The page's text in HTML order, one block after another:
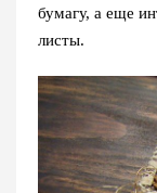
бумагу, а еще
листы.